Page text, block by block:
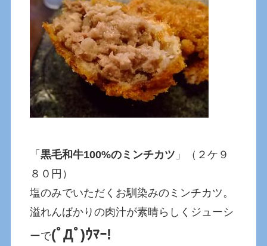
「黒毛和牛100%のミンチカツ 」（２ケ９
８０円）
塩のみでいただくお馴染みのミンチカツ。
溢れんばかりの肉汁が素晴らしくジューシ
ーで(ﾟДﾟ)ｳﾏｰ!